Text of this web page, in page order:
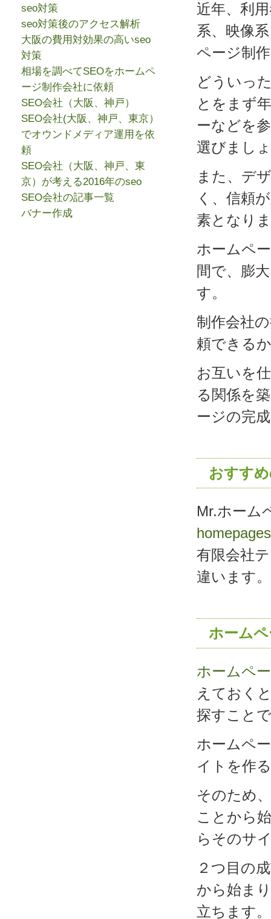
近年、利
系、映像
ページ制
どういっ
とをまず
ーなどを
選びまし
また、デ
く、信頼
素となり
ホームペ
間で、膨
す。
制作会社
頼できる
お互いを
る関係を
ージの完
おすす
Mr.ホーム
有限会社
違います
ホーム
ホームペ
えておく
探すこと
ホームペ
イトを作
そのため
ことから
らそのサ
２つ目の
から始ま
立ちます。
seo対策
seo対策後のアクセス解析
大阪の費用対効果の高いseo
対策
相場を調べてSEOをホームペ
ージ制作会社に依頼
SEO会社（大阪、神戸）
SEO会社(大阪、神戸、東京）
でオウンドメディア運用を依
頼
SEO会社（大阪、神戸、東
京）が考える2016年のseo
SEO会社の記事一覧
バナー作成